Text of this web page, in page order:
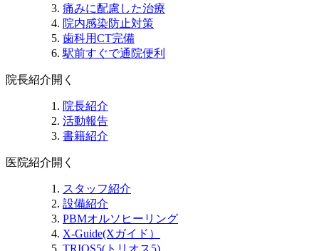
痛みに配慮した治療
院内感染防止対策
歯科用CT完備
駅前すぐで通院便利
院長紹介開く
院長紹介
活動報告
書籍紹介
医院紹介開く
スタッフ紹介
設備紹介
PBMオルソヒーリング
X-Guide(Xガイド）
TRIOS5(トリオス5)